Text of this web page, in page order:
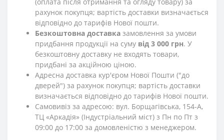
рахунок покупця; вартість доставки визначається
відповідно до тарифів Нової пошти.
Безкоштовна доставка замовлення за умови
придбання продукції на суму від 3 000 грн. У
безкоштовну доставку не входять товари,
придбані за акційною ціною.
Адресна доставка кур'єром Нової Пошти ("до
дверей") за рахунок покупця; вартість доставки
визначається відповідно до тарифів Нової пошти.
Самовивіз за адресою: вул. Борщагівська, 154-А,
ТЦ «Аркадія» (Індустріальний міст) з Пн по Пт з
09:00 до 17:00 за домовленістю з менеджером.